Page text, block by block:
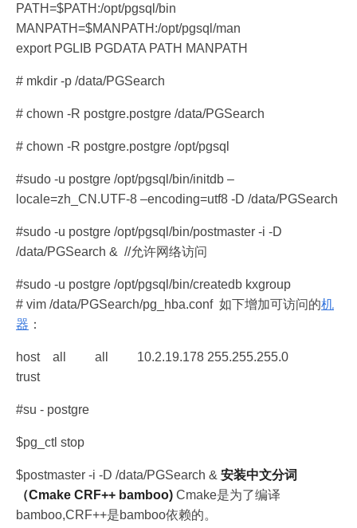
PATH=$PATH:/opt/pgsql/bin
MANPATH=$MANPATH:/opt/pgsql/man
export PGLIB PGDATA PATH MANPATH
# mkdir -p /data/PGSearch
# chown -R postgre.postgre /data/PGSearch
# chown -R postgre.postgre /opt/pgsql
#sudo -u postgre /opt/pgsql/bin/initdb –
locale=zh_CN.UTF-8 –encoding=utf8 -D /data/PGSearch
#sudo -u postgre /opt/pgsql/bin/postmaster -i -D
/data/PGSearch & //允许网络访问
#sudo -u postgre /opt/pgsql/bin/createdb kxgroup
# vim /data/PGSearch/pg_hba.conf 如下增加可访问的机
器 ：
host all all 10.2.19.178 255.255.255.0
trust
#su - postgre
$pg_ctl stop
$postmaster -i -D /data/PGSearch & 安装中文分词
（Cmake CRF++ bamboo) Cmake是为了编译
bamboo,CRF++是bamboo依赖的。